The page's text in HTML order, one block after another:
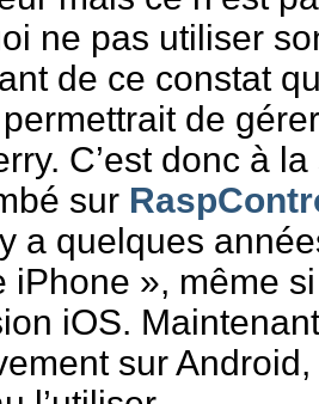
ne pas utiliser
de ce constat
de
C’est donc à
sur
a quelques
iPhone », même
iOS.
sur